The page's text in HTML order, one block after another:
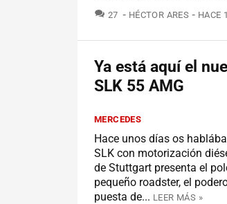
27 COMENTARIOS
HÉCTOR ARES HACE
Ya está aquí el
SLK 55 AMG
MERCEDES
Hace unos días os
SLK con motorización
de Stuttgart presenta el
pequeño roadster, el
puesta de... LEER MÁS »